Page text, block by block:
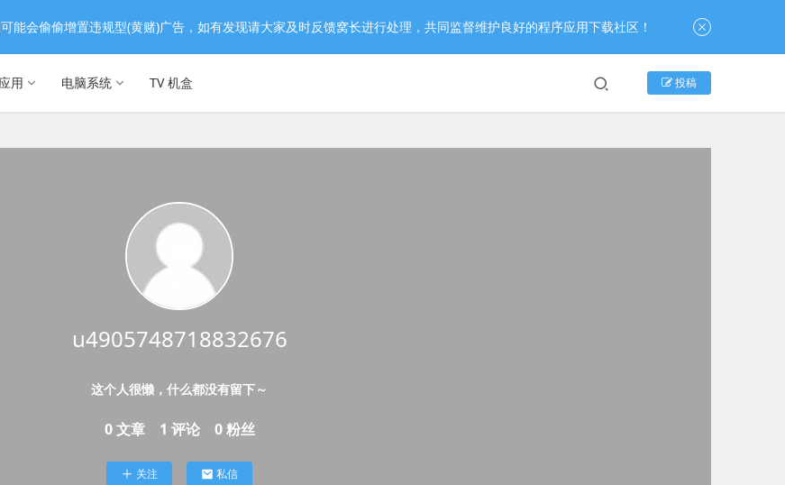
用 电脑系统 TV 机盒 投稿
u4905748718832676
这个人很懒，什么都没有留下～
0 文章 1 评论 0 粉丝
关注 私信
会偷偷增置违规型(黄赌)广告，如有发现请大家及时反馈窝长进行处理，共同监督维护良好的程序应用下载社区！